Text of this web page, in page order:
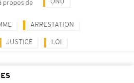
propos de ONU
ARRESTATION
JUSTICE LOI